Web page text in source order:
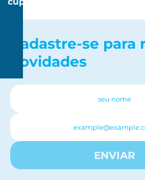
Cadastre-se para
novidades
ENVIAR
20
R$